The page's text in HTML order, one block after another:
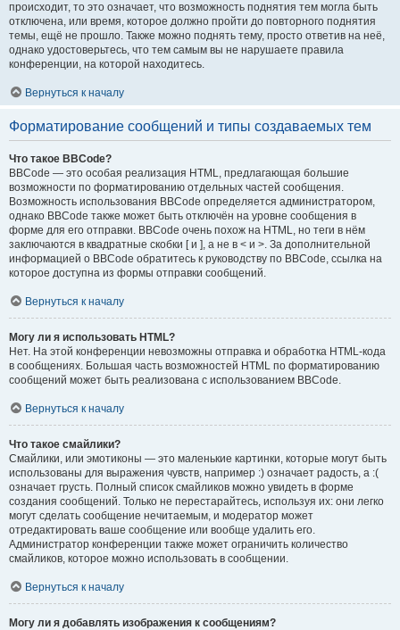
происходит, то это означает, что возможность поднятия тем могла быть
отключена, или время, которое должно пройти до повторного поднятия
темы, ещё не прошло. Также можно поднять тему, просто ответив на неё,
однако удостоверьтесь, что тем самым вы не нарушаете правила
конференции, на которой находитесь.
Вернуться к началу
Форматирование сообщений и типы создаваемых тем
Что такое BBCode?
BBCode — это особая реализация HTML, предлагающая большие
возможности по форматированию отдельных частей сообщения.
Возможность использования BBCode определяется администратором,
однако BBCode также может быть отключён на уровне сообщения в
форме для его отправки. BBCode очень похож на HTML, но теги в нём
заключаются в квадратные скобки [ и ], а не в < и >. За дополнительной
информацией о BBCode обратитесь к руководству по BBCode, ссылка на
которое доступна из формы отправки сообщений.
Вернуться к началу
Могу ли я использовать HTML?
Нет. На этой конференции невозможны отправка и обработка HTML-кода
в сообщениях. Большая часть возможностей HTML по форматированию
сообщений может быть реализована с использованием BBCode.
Вернуться к началу
Что такое смайлики?
Смайлики, или эмотиконы — это маленькие картинки, которые могут быть
использованы для выражения чувств, например :) означает радость, а :(
означает грусть. Полный список смайликов можно увидеть в форме
создания сообщений. Только не перестарайтесь, используя их: они легко
могут сделать сообщение нечитаемым, и модератор может
отредактировать ваше сообщение или вообще удалить его.
Администратор конференции также может ограничить количество
смайликов, которое можно использовать в сообщении.
Вернуться к началу
Могу ли я добавлять изображения к сообщениям?